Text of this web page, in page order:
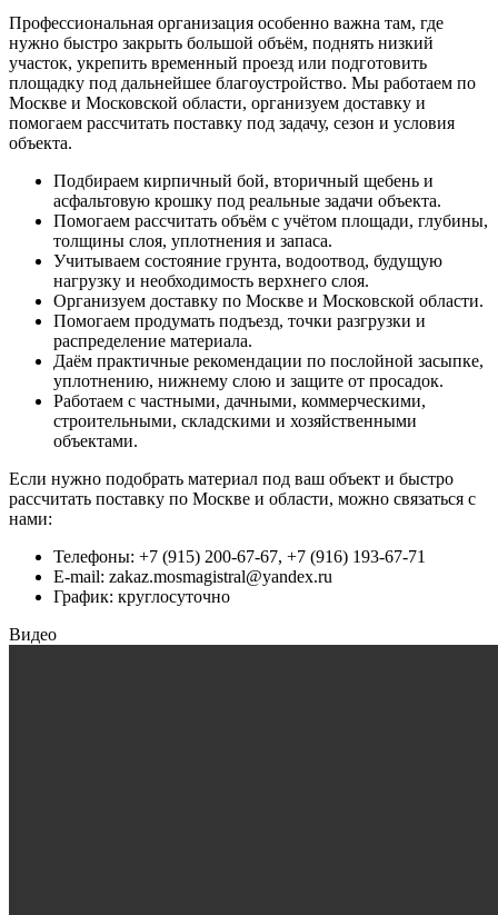
Профессиональная организация особенно важна там, где
нужно быстро закрыть большой объём, поднять низкий
участок, укрепить временный проезд или подготовить
площадку под дальнейшее благоустройство. Мы работаем по
Москве и Московской области, организуем доставку и
помогаем рассчитать поставку под задачу, сезон и условия
объекта.
Подбираем кирпичный бой, вторичный щебень и
асфальтовую крошку под реальные задачи объекта.
Помогаем рассчитать объём с учётом площади, глубины,
толщины слоя, уплотнения и запаса.
Учитываем состояние грунта, водоотвод, будущую
нагрузку и необходимость верхнего слоя.
Организуем доставку по Москве и Московской области.
Помогаем продумать подъезд, точки разгрузки и
распределение материала.
Даём практичные рекомендации по послойной засыпке,
уплотнению, нижнему слою и защите от просадок.
Работаем с частными, дачными, коммерческими,
строительными, складскими и хозяйственными
объектами.
Если нужно подобрать материал под ваш объект и быстро
рассчитать поставку по Москве и области, можно связаться с
нами:
Телефоны: +7 (915) 200-67-67, +7 (916) 193-67-71
E-mail: zakaz.mosmagistral@yandex.ru
График: круглосуточно
Видео